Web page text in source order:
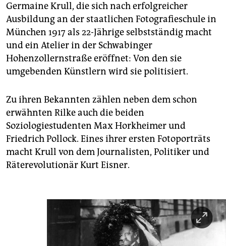
Germaine Krull, die sich nach erfolgreicher
Ausbildung an der staatlichen Fotografieschule in
München 1917 als 22-Jährige selbstständig macht
und ein Atelier in der Schwabinger
Hohenzollernstraße eröffnet: Von den sie
umgebenden Künstlern wird sie politisiert.
Zu ihren Bekannten zählen neben dem schon
erwähnten Rilke auch die beiden
Soziologiestudenten Max Horkheimer und
Friedrich Pollock. Eines ihrer ersten Fotoporträts
macht Krull von dem Journalisten, Politiker und
Räterevolutionär Kurt Eisner.